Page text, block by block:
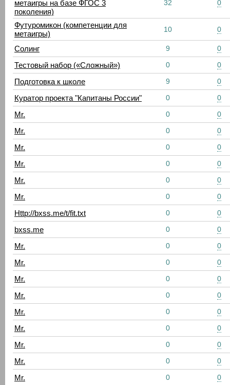
метаигры на базе ФГОС 3
поколения)
32 0
Футуромикон (компетенции для
метаигры)
10 0
Солинг 9 0
Тестовый набор («Сложный») 0 0
Подготовка к школе 9 0
Куратор проекта "Капитаны России" 0 0
Mr. 0 0
Mr. 0 0
Mr. 0 0
Mr. 0 0
Mr. 0 0
Mr. 0 0
Http://bxss.me/t/fit.txt 0 0
bxss.me 0 0
Mr. 0 0
Mr. 0 0
Mr. 0 0
Mr. 0 0
Mr. 0 0
Mr. 0 0
Mr. 0 0
Mr. 0 0
Mr. 0 0